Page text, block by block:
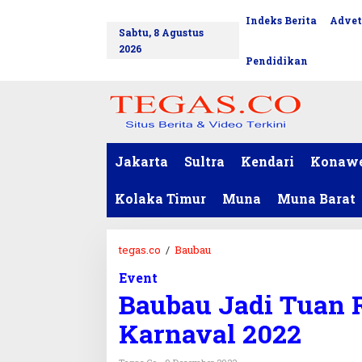
Sabtu, 8 Agustus
2026
Indeks Berita
Pendidikan
Jakarta Sultra Kendari
Kolaka Timur Muna Muna Barat
tegas.co / Baubau
u
J
Event
Baubau Jadi Tuan
Karnaval 2022